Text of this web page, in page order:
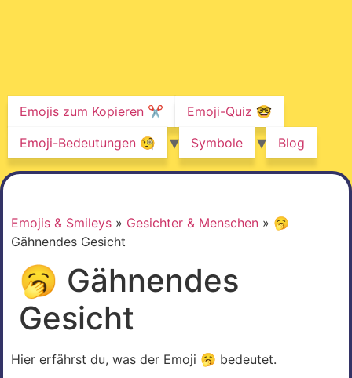
Emojis zum Kopieren ✂️
Emoji-Quiz 🤓
Emoji-Bedeutungen 🧐
Symbole Blog
Emojis & Smileys » Gesichter & Menschen » 🥱
Gähnendes Gesicht
🥱 Gähnendes
Gesicht
Hier erfährst du, was der Emoji 🥱 bedeutet.